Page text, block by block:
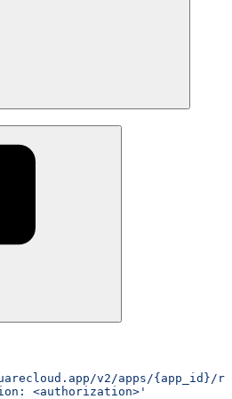
v2/apps/{app_id}/
<authorization>'